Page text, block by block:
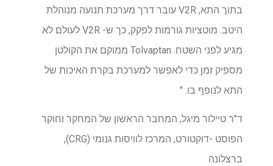
בתוך התא, V2R עובר דרך מערכת תנועה מנוהלת
היטב. מוטציות גורמות לפקק, כך ש- V2R לעולם לא
מגיע לפני השטח. Tolvaptan ממוקם את הקולטן
מספיק זמן כדי לאפשר למערכת בקרת האיכות של
התא לנופף בו. "
ד"ר טיילור מיגל, המחבר הראשון של המחקר וחוקר
הפוסט -דוקטורט, המרכז לוויסות גנומי (CRG),
ברצלונה